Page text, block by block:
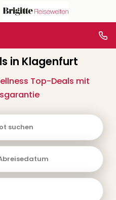
in Klagenfurt
Top-Deals mit
suchen